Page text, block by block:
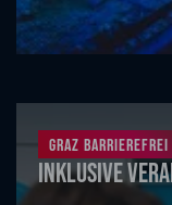
Graz barrierefrei
Inklusive